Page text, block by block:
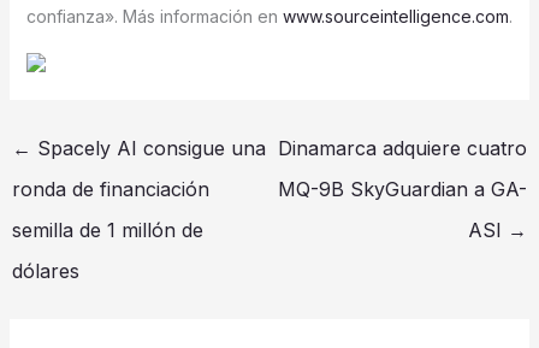
confianza». Más información en www.sourceintelligence.com.
← Spacely AI consigue una
ronda de financiación
semilla de 1 millón de
dólares
Dinamarca adquiere cuatro
MQ-9B SkyGuardian a GA-
ASI →